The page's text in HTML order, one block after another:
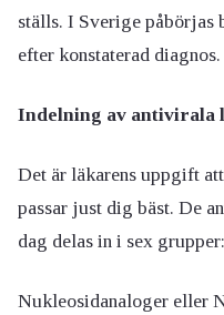
ställs. I Sverige påbörjas
efter konstaterad diagnos.
Indelning av antivirala
Det är läkarens uppgift
passar just dig bäst. De
dag delas in i sex grupper:
Nukleosidanaloger eller